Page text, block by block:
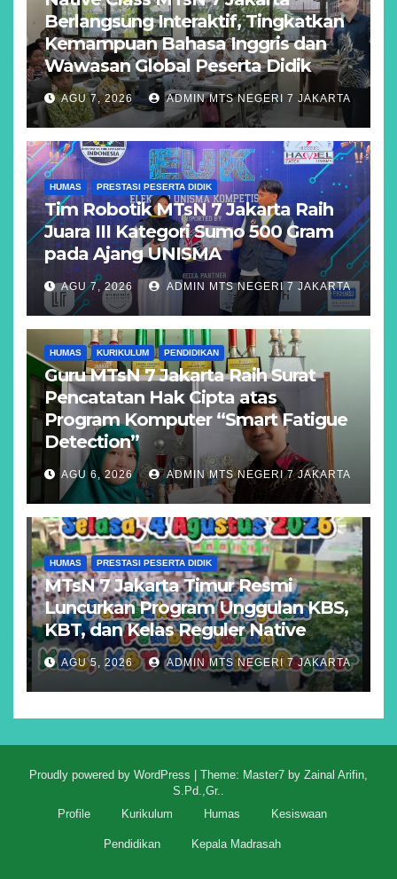
Berlangsung Interaktif, Tingkatkan
Kemampuan Bahasa Inggris dan
Wawasan Global Peserta Didik
AGU 7, 2026 ADMIN MTS NEGERI 7 JAKARTA
HUMAS PRESTASI PESERTA DIDIK
Tim Robotik MTsN 7 Jakarta Raih
Juara III Kategori Sumo 500 Gram
pada Ajang UNISMA
AGU 7, 2026 ADMIN MTS NEGERI 7 JAKARTA
HUMAS KURIKULUM PENDIDIKAN
Guru MTsN 7 Jakarta Raih Surat
Pencatatan Hak Cipta atas
Program Komputer “Smart Fatigue
Detection”
AGU 6, 2026 ADMIN MTS NEGERI 7 JAKARTA
HUMAS PRESTASI PESERTA DIDIK
MTsN 7 Jakarta Timur Resmi
Luncurkan Program Unggulan KBS,
KBT, dan Kelas Reguler Native
AGU 5, 2026 ADMIN MTS NEGERI 7 JAKARTA
Proudly powered by WordPress Theme: Master7 by Zainal Arifin,
S.Pd.,Gr.
Profile
Kurikulum Humas Kesiswaan
Pendidikan Kepala Madrasah